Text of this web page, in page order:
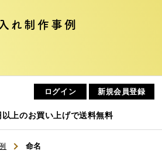
いて
へ
れ制作事例
上のお買い上げで送料無料
ログイン 新規会員登録
命名